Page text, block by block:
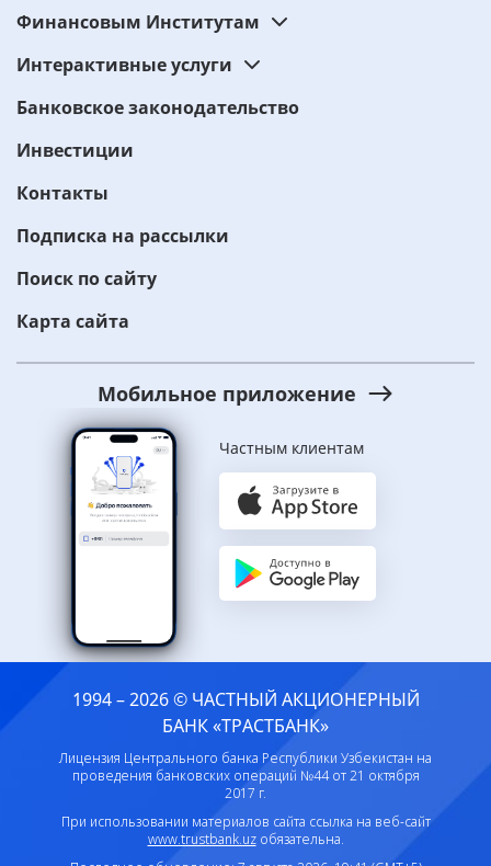
Финансовым Институтам
Интерактивные услуги
Банковское законодательство
Инвестиции
Контакты
Подписка на рассылки
Поиск по сайту
Карта сайта
Мобильное приложение
Частным клиентам
1994 – 2026 © ЧАСТНЫЙ АКЦИОНЕРНЫЙ
БАНК «ТРАСТБАНК»
Лицензия Центрального банка Республики Узбекистан на
проведения банковских операций №44 от 21 октября
2017 г.
При использовании материалов сайта ссылка на веб-сайт
www.trustbank.uzобязательна.